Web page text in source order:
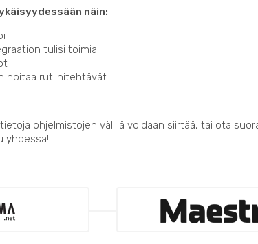
näin:
tulisi toimia
hoitaa rutiinitehtävät
ohjelmistojen välillä voidaan siirtää, tai ota
yhdessä!